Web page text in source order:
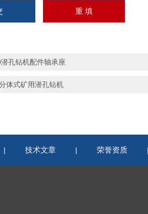
孔钻机配件轴承座
体式矿用潜孔钻机
| 技术文章 | 荣誉资质